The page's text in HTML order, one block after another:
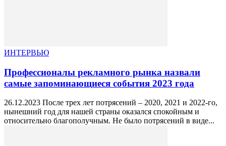
ИНТЕРВЬЮ
Профессионалы рекламного рынка назвали
самые запоминающиеся события 2023 года
26.12.2023 После трех лет потрясений – 2020, 2021 и 2022-го,
нынешний год для нашей страны оказался спокойным и
относительно благополучным. Не было потрясений в виде...